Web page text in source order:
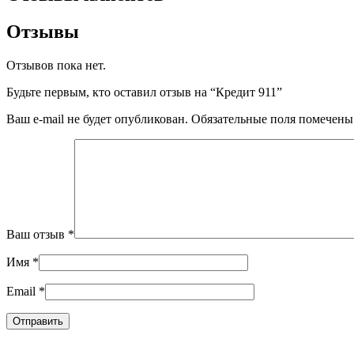
Отзывы
Отзывов пока нет.
Будьте первым, кто оставил отзыв на “Кредит 911”
Ваш e-mail не будет опубликован. Обязательные поля
Ваш отзыв *
Имя *
Email *